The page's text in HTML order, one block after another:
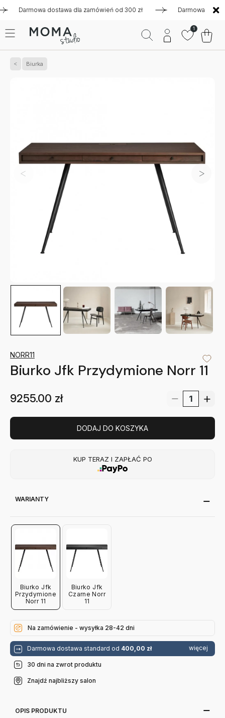
dostawa dla zamówień od 300 zł Darmowa dostawa
1
Biurka
NORR11
Biurko Jfk Przydymione Norr 11
9255.00 zł
DODAJ DO KOSZYKA
KUP TERAZ I ZAPŁAĆ PO
WARIANTY
Biurko Jfk
Przydymione
Norr 11
Biurko Jfk
Czarne Norr
11
Na zamówienie - wysyłka 28-42 dni
Darmowa dostawa standard od 400,00 zł więcej
30 dni na zwrot produktu
Znajdź najbliższy salon
OPIS PRODUKTU